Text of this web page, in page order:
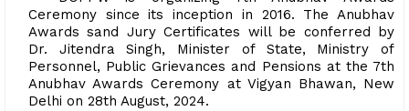
Ceremony since its inception in 2016. The Anubhav
Awards sand Jury Certificates will be conferred by
Dr. Jitendra Singh, Minister of State, Ministry of
Personnel, Public Grievances and Pensions at the 7th
Anubhav Awards Ceremony at Vigyan Bhawan, New
Delhi on 28th August, 2024.